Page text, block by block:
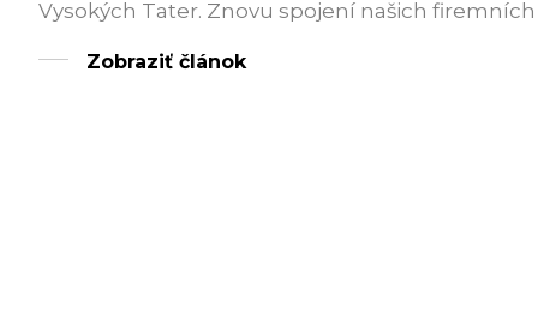
Vysokých Tater. Znovu spojení našich
Zobraziť článok